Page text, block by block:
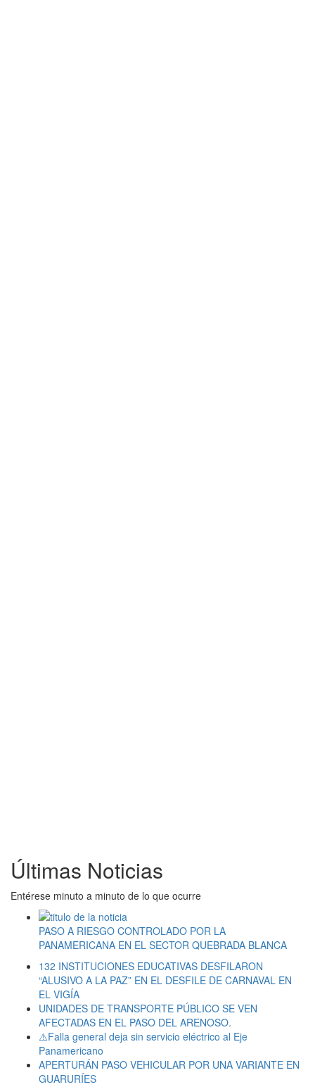
Últimas Noticias
Entérese minuto a minuto de lo que ocurre
PASO A RIESGO CONTROLADO POR LA
PANAMERICANA EN EL SECTOR QUEBRADA BLANCA
132 INSTITUCIONES EDUCATIVAS DESFILARON
“ALUSIVO A LA PAZ” EN EL DESFILE DE CARNAVAL EN
EL VIGÍA
UNIDADES DE TRANSPORTE PÚBLICO SE VEN
AFECTADAS EN EL PASO DEL ARENOSO.
⚠️Falla general deja sin servicio eléctrico al Eje
Panamericano
APERTURÁN PASO VEHICULAR POR UNA VARIANTE EN
GUARURÍES